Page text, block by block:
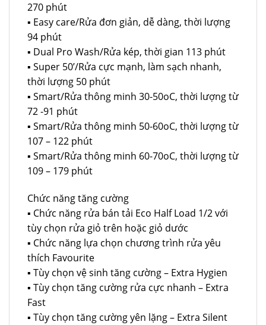
270 phút
▪ Easy care/Rửa đơn giản, dễ dàng, thời lượng
94 phút
▪ Dual Pro Wash/Rửa kép, thời gian 113 phút
▪ Super 50’/Rửa cực mạnh, làm sạch nhanh,
thời lượng 50 phút
▪ Smart/Rửa thông minh 30-50oC, thời lượng từ
72 -91 phút
▪ Smart/Rửa thông minh 50-60oC, thời lượng từ
107 – 122 phút
▪ Smart/Rửa thông minh 60-70oC, thời lượng từ
109 – 179 phút
Chức năng tăng cường
▪ Chức năng rửa bán tải Eco Half Load 1/2 với
tùy chọn rửa giỏ trên hoặc giỏ dước
▪ Chức năng lựa chọn chương trình rửa yêu
thích Favourite
▪ Tùy chọn vệ sinh tăng cường – Extra Hygien
▪ Tùy chọn tăng cường rửa cực nhanh – Extra
Fast
▪ Tùy chọn tăng cường yên lặng – Extra Silent